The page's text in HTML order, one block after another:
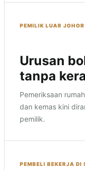
PEMILIK LUAR JOHOR
Urusan
tanpa
Pemeriksaan
dan kemas kini
pemilik.
PEMBELI BEKERJA DI